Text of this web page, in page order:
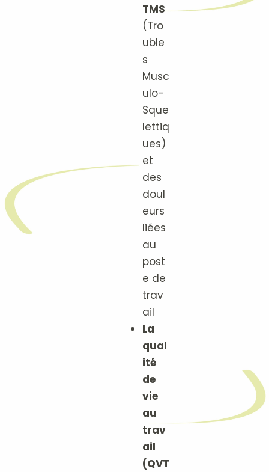
TMS
(Tro
uble
s
Musc
ulo-
Sque
lettiq
ues)
et
des
doul
eurs
liées
au
post
e de
trav
ail
La
qual
ité
de
vie
au
trav
ail
(QVT